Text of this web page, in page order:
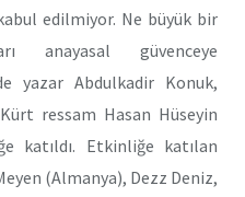
edilmiyor. Ne büyük bir
anayasal güvenceye
yazar Abdulkadir Konuk,
ressam Hasan Hüseyin
katıldı. Etkinliğe katılan
(Almanya), Dezz Deniz,